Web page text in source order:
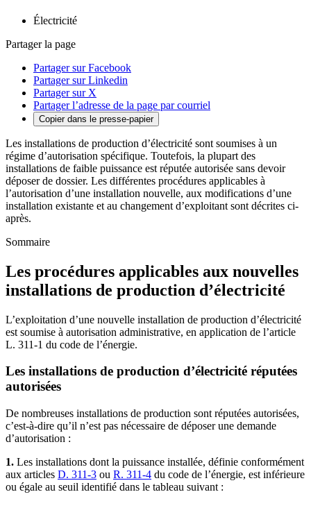
Électricité
Partager la page
Partager sur Facebook
Partager sur Linkedin
Partager sur X
Partager l’adresse de la page par courriel
Copier dans le presse-papier
Les installations de production d’électricité sont soumises à un
régime d’autorisation spécifique. Toutefois, la plupart des
installations de faible puissance est réputée autorisée sans devoir
déposer de dossier. Les différentes procédures applicables à
l’autorisation d’une installation nouvelle, aux modifications d’une
installation existante et au changement d’exploitant sont décrites ci-
après.
Sommaire
Les procédures applicables aux nouvelles
installations de production d’électricité
L’exploitation d’une nouvelle installation de production d’électricité
est soumise à autorisation administrative, en application de l’article
L. 311-1 du code de l’énergie.
Les installations de production d’électricité réputées
autorisées
De nombreuses installations de production sont réputées autorisées,
c’est-à-dire qu’il n’est pas nécessaire de déposer une demande
d’autorisation :
1. Les installations dont la puissance installée, définie conformément
aux articles D. 311-3 ou R. 311-4 du code de l’énergie, est inférieure
ou égale au seuil identifié dans le tableau suivant :